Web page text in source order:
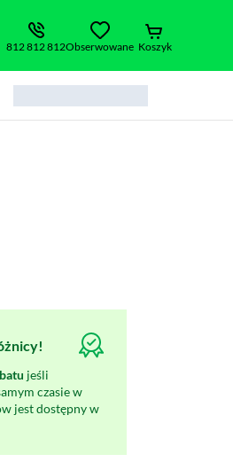
812 812 812Obserwowane Koszyk
jeśli
czasie w
jest dostępny w